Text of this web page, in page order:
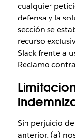
cualquier
defensa y la
sección se
recurso
Slack frente a
Reclamo
Sin perjuicio
anterior, (a)